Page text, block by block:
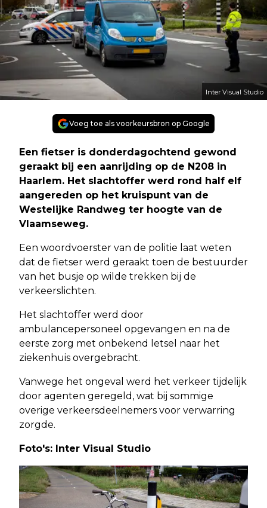
Inter Visual Studio
Voeg toe als voorkeursbron op Google
Een fietser is donderdagochtend gewond
geraakt bij een aanrijding op de N208 in
Haarlem. Het slachtoffer werd rond half elf
aangereden op het kruispunt van de
Westelijke Randweg ter hoogte van de
Vlaamseweg.
Een woordvoerster van de politie laat weten
dat de fietser werd geraakt toen de bestuurder
van het busje op wilde trekken bij de
verkeerslichten.
Het slachtoffer werd door
ambulancepersoneel opgevangen en na de
eerste zorg met onbekend letsel naar het
ziekenhuis overgebracht.
Vanwege het ongeval werd het verkeer tijdelijk
door agenten geregeld, wat bij sommige
overige verkeersdeelnemers voor verwarring
zorgde.
Foto's: Inter Visual Studio